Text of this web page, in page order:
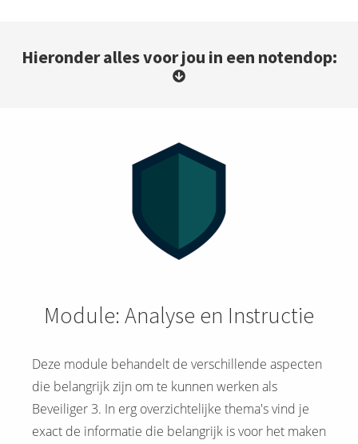
Hieronder alles voor jou in een notendop:
Module: Analyse en Instructie
Deze module behandelt de verschillende aspecten
die belangrijk zijn om te kunnen werken als
Beveiliger 3. In erg overzichtelijke thema's vind je
exact de informatie die belangrijk is voor het maken